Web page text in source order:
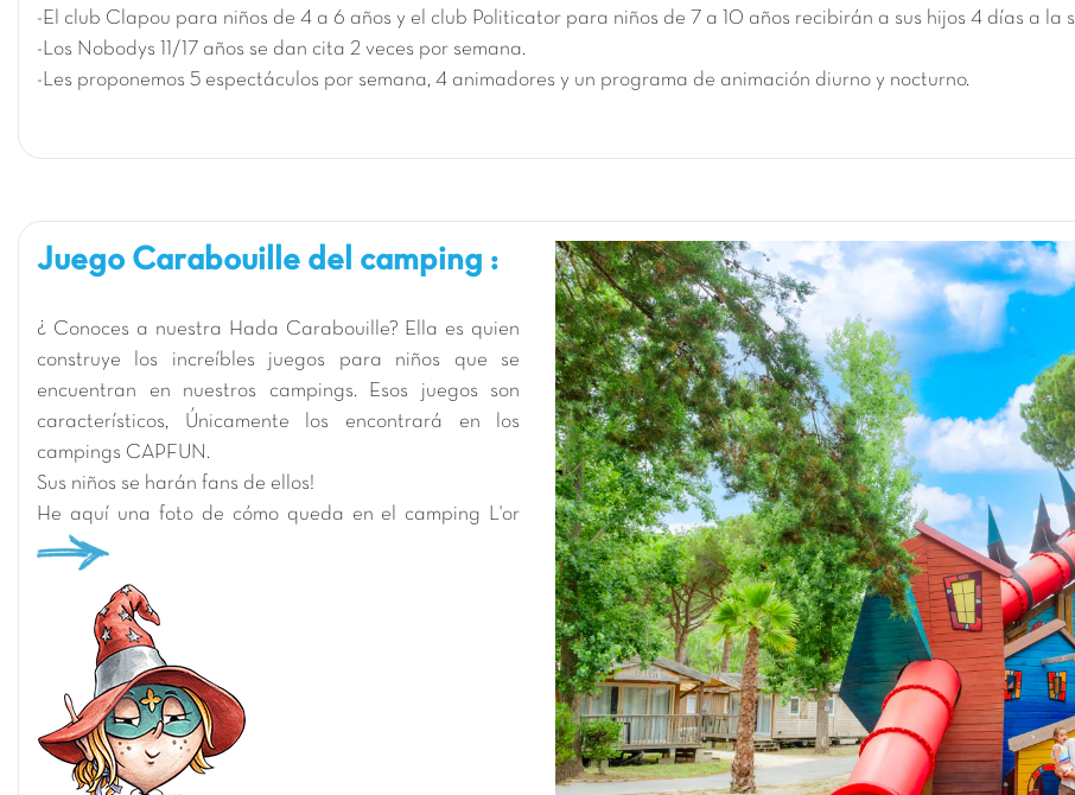
-El club Clapou para niños de 4 a 6 años y el club Politicator para niños de 7 a 10 años recibirán a sus hijos 4 días a
-Los Nobodys 11/17 años se dan cita 2 veces por semana.
-Les proponemos 5 espectáculos por semana, 4 animadores y un programa de animación diurno y nocturno.
Juego Carabouille del camping :
¿ Conoces a nuestra Hada Carabouille? Ella es quien
construye los increíbles juegos para niños que se
encuentran en nuestros campings. Esos juegos son
característicos, Únicamente los encontrará en los
campings CAPFUN.
Sus niños se harán fans de ellos!
He aquí una foto de cómo queda en el camping L'or